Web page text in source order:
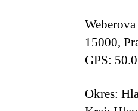
15000,
GPS:
Okres: